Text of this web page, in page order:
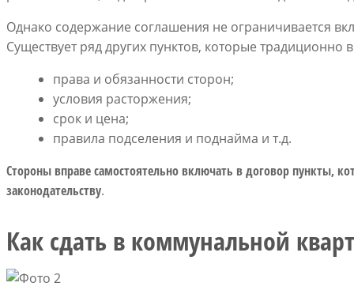
Однако содержание соглашения не ограничивается
Существует ряд других пунктов, которые традиционно
права и обязанности сторон;
условия расторжения;
срок и цена;
правила подселения и поднайма и т.д.
Стороны вправе самостоятельно включать в договор пункты,
законодательству.
Как сдать в коммунальной